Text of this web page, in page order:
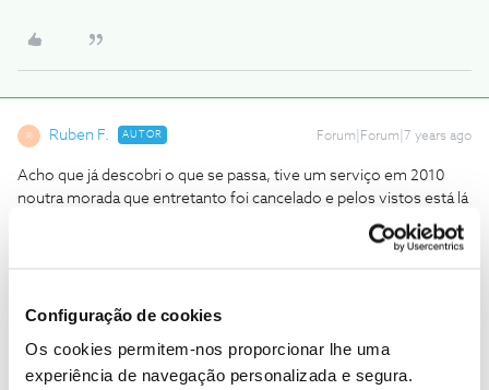
Configuração de cookies
Os cookies permitem-nos proporcionar lhe uma
experiência de navegação personalizada e segura.
R Ruben F. AUTOR Forum|Forum|7 years ago
Acho que já descobri o que se passa, tive um serviço em 2010
noutra morada que entretanto foi cancelado e pelos vistos está lá
na listagem, até aparece o contrato de adesão. Espero é que não